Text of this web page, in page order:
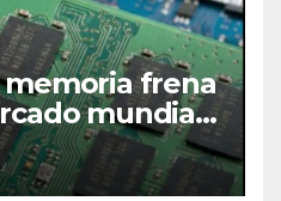
memoria frena
mundial